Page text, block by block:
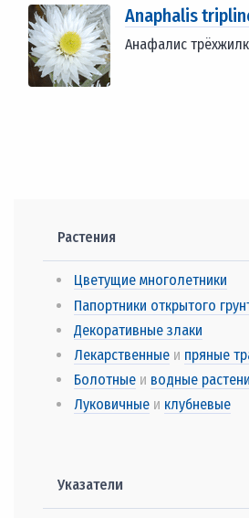
Anaphalis
Анафалис
Растения
Цветущие многолетники
Папортники открытого
Декоративные злаки
Лекарственныеи пряные
Болотныеи водные
Луковичныеи клубневые
Указатели